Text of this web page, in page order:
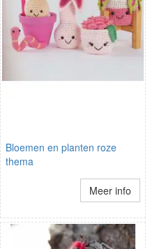
Bloemen en planten roze
thema
Meer info